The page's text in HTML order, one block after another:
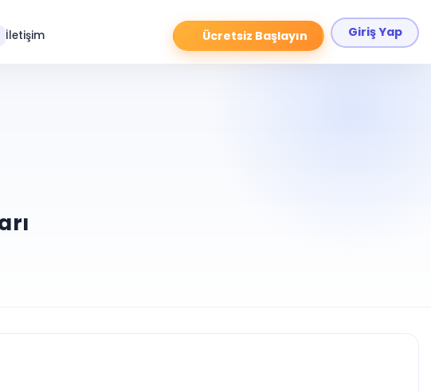
Ücretsiz Başlayın Giriş Yap
İletişim